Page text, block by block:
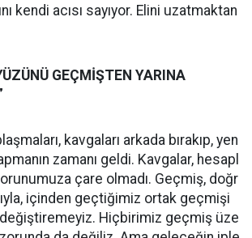
kendi acısı sayıyor. Elini uzatmaktan
GEÇMİŞTEN YARINA
kavgaları arkada bırakıp, yen
zamanı geldi. Kavgalar, hesapl
çare olmadı. Geçmiş, doğr
içinden geçtiğimiz ortak geçmişi
Hiçbirimiz geçmiş üze